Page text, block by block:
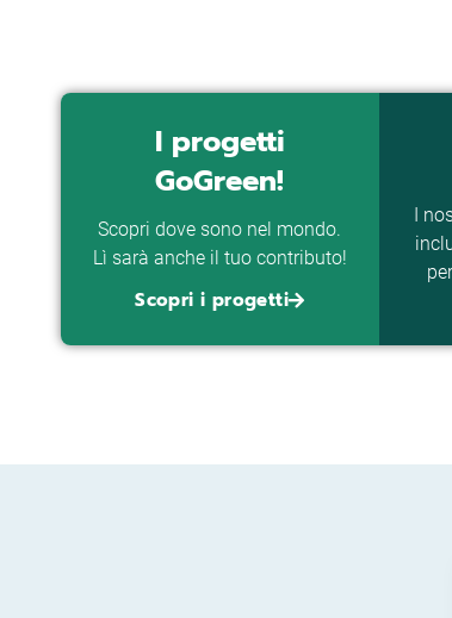
I progetti
GoGreen!
Scopri dove sono nel mondo.
Lì sarà anche il tuo contributo!
Scopri i progetti
I